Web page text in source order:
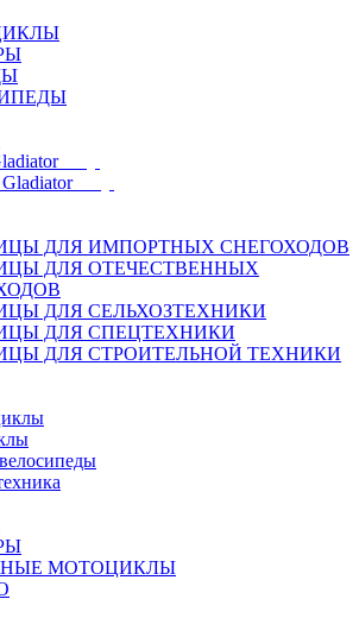
ДЛЯ ИМПОРТНЫХ СНЕГОХОДОВ
ДЛЯ ОТЕЧЕСТВЕННЫХ
ДЛЯ СЕЛЬХОЗТЕХНИКИ
ДЛЯ СПЕЦТЕХНИКИ
ДЛЯ СТРОИТЕЛЬНОЙ ТЕХНИКИ
МОТОЦИКЛЫ